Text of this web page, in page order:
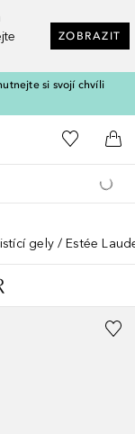
ZOBRAZIT
si svojí chvíli
K mému
Do
gely Estée